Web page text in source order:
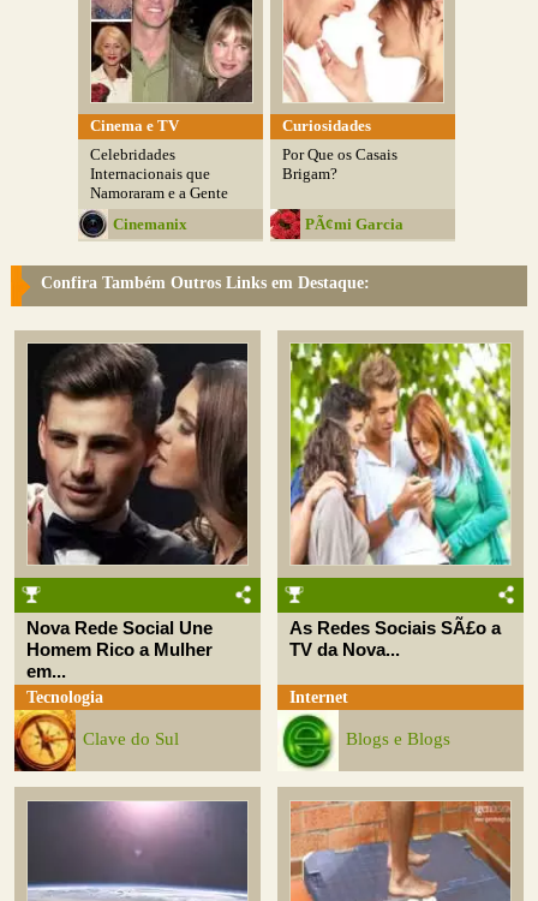
Cinema e TV
Celebridades
Internacionais que
Namoraram e a Gente
Nem...
Cinemanix
Curiosidades
Por Que os Casais
Brigam?
PÃ¢mi Garcia
Confira Também Outros Links em Destaque:
Nova Rede Social Une
Homem Rico a Mulher
em...
Tecnologia
Clave do Sul
As Redes Sociais SÃ£o a
TV da Nova...
Internet
Blogs e Blogs